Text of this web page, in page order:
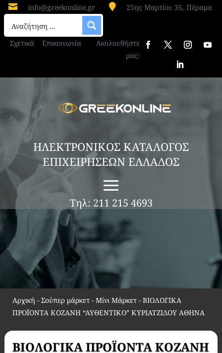
 info@greekonline.gr  25ης Μαρτίου 35, Πέραμα
Σχετικά Επικοινωνία
Ακολουθήστε
μας:
ΗΛΕΚΤΡΟΝΙΚΟΣ ΚΑΤΑΛΟΓΟΣ
ΕΠΙΧΕΙΡΗΣΕΩΝ ΕΛΛΑΔΟΣ
Τηλ: 211 215 4693
Αρχική - Σούπερ μάρκετ - Μίνι Μάρκετ- ΒΙΟΛΟΓΙΚΑ
ΠΡΟΪΟΝΤΑ ΚΟΖΑΝΗ “ΑΥΘΕΝΤΙΚΟ” ΚΥΡΙΑΤΖΙΔΟΥ ΑΘΗΝΑ
ΒΙΟΛΟΓΙΚΑ ΠΡΟΪΟΝΤΑ ΚΟΖΑΝΗ